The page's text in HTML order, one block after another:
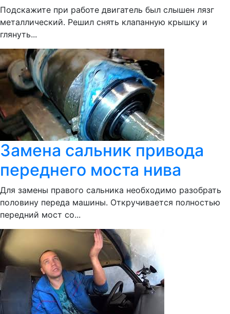
Подскажите при работе двигатель был слышен лязг
металлический. Решил снять клапанную крышку и
глянуть...
Замена сальник привода
переднего моста нива
Для замены правого сальника необходимо разобрать
половину переда машины. Откручивается полностью
передний мост со...